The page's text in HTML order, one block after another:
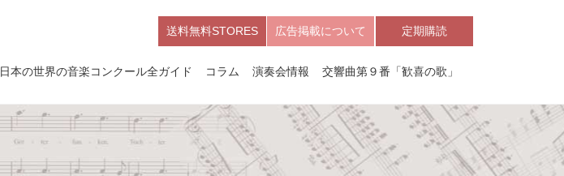
送料無料STORES 広告掲載について 定期購読
日本の世界の音楽コンクール全ガイド コラム 演奏会情報 交響曲第９番「歓喜の歌」